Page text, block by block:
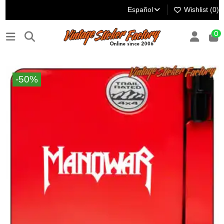
Español Wishlist (0)
0
-50%